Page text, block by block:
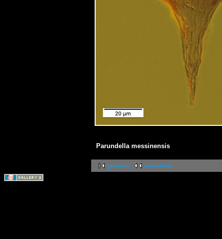
Parundella messinensis
première précédente